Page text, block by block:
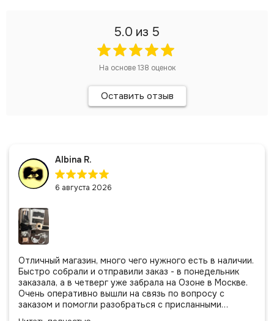
5.0 из 5
На основе138 оценок
Оставить отзыв
Albina R.
6 августа 2026
Отличный магазин, много чего нужного есть в наличии.
Быстро собрали и отправили заказ - в понедельник
заказала, а в четверг уже забрала на Озоне в Москве.
Очень оперативно вышли на связь по вопросу с
заказом и помогли разобраться с присланными